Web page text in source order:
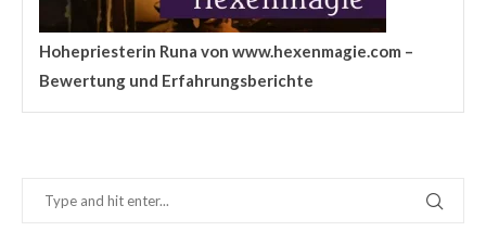
Hohepriesterin Runa von www.hexenmagie.com –
Bewertung und Erfahrungsberichte